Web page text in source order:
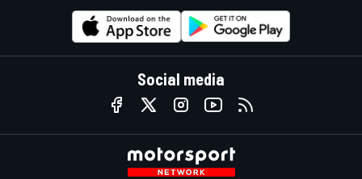
Social media